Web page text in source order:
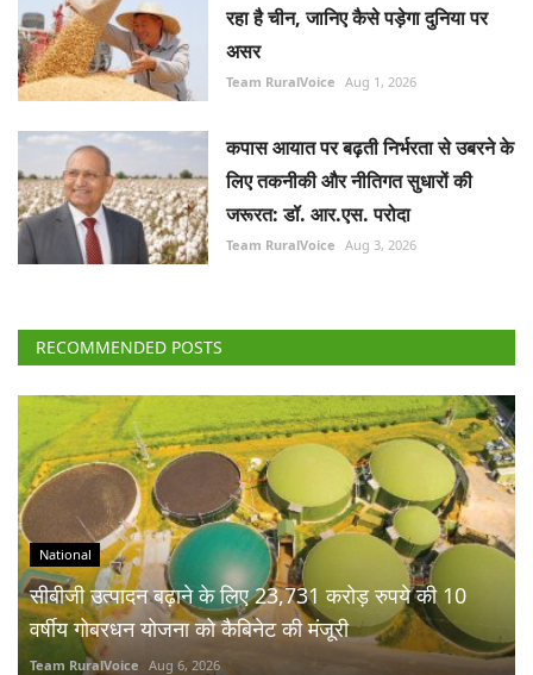
रहा है चीन, जानिए कैसे पड़ेगा दुनिया पर
असर
Team RuralVoice Aug 1, 2026
कपास आयात पर बढ़ती निर्भरता से उबरने के
लिए तकनीकी और नीतिगत सुधारों की
जरूरत: डॉ. आर.एस. परोदा
Team RuralVoice Aug 3, 2026
RECOMMENDED POSTS
National
सीबीजी उत्पादन बढ़ाने के लिए 23,731 करोड़ रुपये की 10
वर्षीय गोबरधन योजना को कैबिनेट की मंजूरी
Team RuralVoice Aug 6, 2026